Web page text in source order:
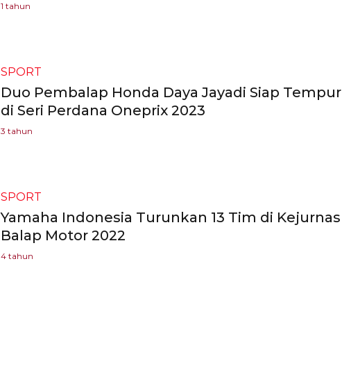
1 tahun
SPORT
Duo Pembalap Honda Daya Jayadi Siap Tempur
di Seri Perdana Oneprix 2023
3 tahun
SPORT
Yamaha Indonesia Turunkan 13 Tim di Kejurnas
Balap Motor 2022
4 tahun